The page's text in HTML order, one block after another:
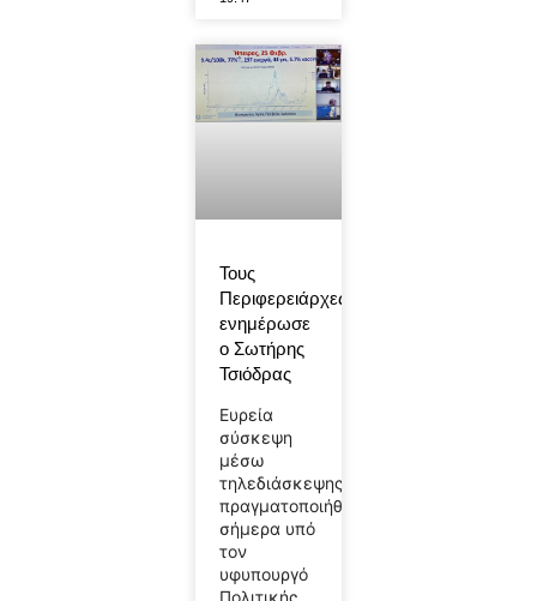
Τους
Περιφερειάρχες
ενημέρωσε
ο Σωτήρης
Τσιόδρας
Ευρεία
σύσκεψη
μέσω
τηλεδιάσκεψης
πραγματοποιήθηκε
σήμερα υπό
τον
υφυπουργό